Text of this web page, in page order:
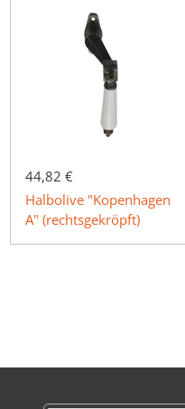
44,82 €
Halbolive "Kopenhagen
A" (rechtsgekröpft)